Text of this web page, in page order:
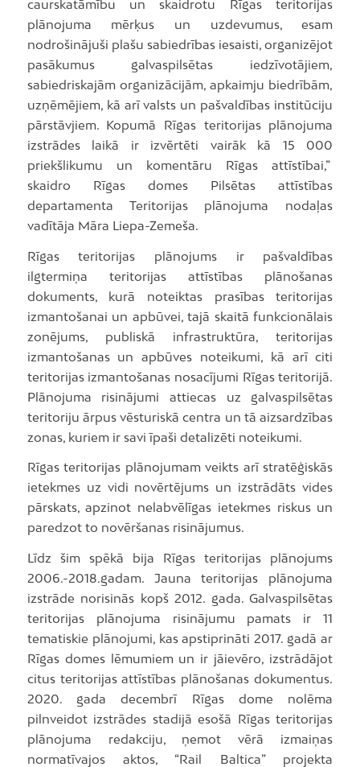
caurskatāmību un skaidrotu Rīgas teritorijas
plānojuma mērķus un uzdevumus, esam
nodrošinājuši plašu sabiedrības iesaisti, organizējot
pasākumus galvaspilsētas iedzīvotājiem,
sabiedriskajām organizācijām, apkaimju biedrībām,
uzņēmējiem, kā arī valsts un pašvaldības institūciju
pārstāvjiem. Kopumā Rīgas teritorijas plānojuma
izstrādes laikā ir izvērtēti vairāk kā 15 000
priekšlikumu un komentāru Rīgas attīstībai,”
skaidro Rīgas domes Pilsētas attīstības
departamenta Teritorijas plānojuma nodaļas
vadītāja Māra Liepa-Zemeša.
Rīgas teritorijas plānojums ir pašvaldības
ilgtermiņa teritorijas attīstības plānošanas
dokuments, kurā noteiktas prasības teritorijas
izmantošanai un apbūvei, tajā skaitā funkcionālais
zonējums, publiskā infrastruktūra, teritorijas
izmantošanas un apbūves noteikumi, kā arī citi
teritorijas izmantošanas nosacījumi Rīgas teritorijā.
Plānojuma risinājumi attiecas uz galvaspilsētas
teritoriju ārpus vēsturiskā centra un tā aizsardzības
zonas, kuriem ir savi īpaši detalizēti noteikumi.
Rīgas teritorijas plānojumam veikts arī stratēģiskās
ietekmes uz vidi novērtējums un izstrādāts vides
pārskats, apzinot nelabvēlīgas ietekmes riskus un
paredzot to novēršanas risinājumus.
Līdz šim spēkā bija Rīgas teritorijas plānojums
2006.-2018.gadam. Jauna teritorijas plānojuma
izstrāde norisinās kopš 2012. gada. Galvaspilsētas
teritorijas plānojuma risinājumu pamats ir 11
tematiskie plānojumi, kas apstiprināti 2017. gadā ar
Rīgas domes lēmumiem un ir jāievēro, izstrādājot
citus teritorijas attīstības plānošanas dokumentus.
2020. gada decembrī Rīgas dome nolēma
pilnveidot izstrādes stadijā esošā Rīgas teritorijas
plānojuma redakciju, ņemot vērā izmaiņas
normatīvajos aktos, “Rail Baltica” projekta